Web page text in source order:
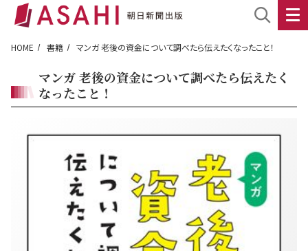
HOME 書籍 マンガ 老後の資金について調べたら伝えたくなったこと！
マンガ 老後の資金について調べたら伝えたく
なったこと！